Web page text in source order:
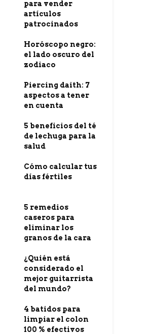
para vender
artículos
patrocinados
Horóscopo negro:
el lado oscuro del
zodiaco
Piercing daith: 7
aspectos a tener
en cuenta
5 beneficios del té
de lechuga para la
salud
Cómo calcular tus
días fértiles
5 remedios
caseros para
eliminar los
granos de la cara
¿Quién está
considerado el
mejor guitarrista
del mundo?
4 batidos para
limpiar el colon
100 % efectivos